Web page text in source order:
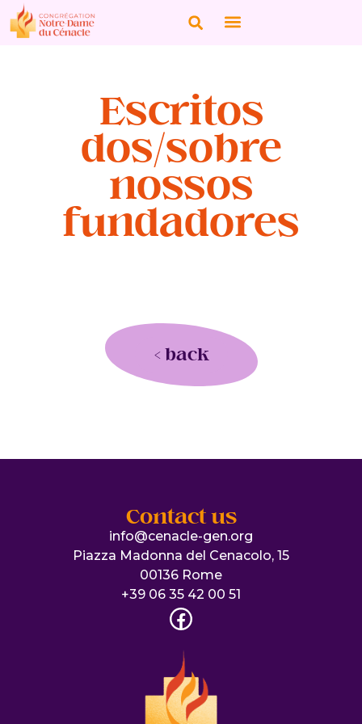
Escritos
dos/sobre
nossos
fundadores
< back
Contact us
info@cenacle-gen.org
Piazza Madonna del Cenacolo, 15
00136 Rome
+39 06 35 42 00 51